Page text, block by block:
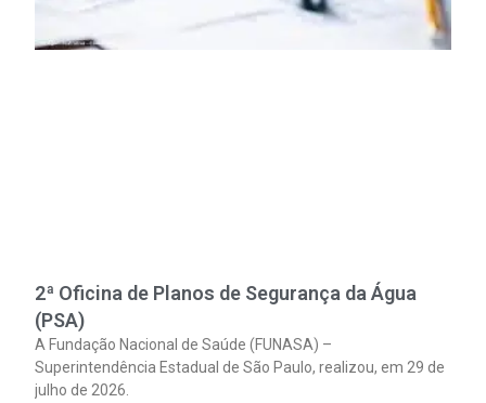
2ª Oficina de Planos de Segurança da Água
(PSA)
A Fundação Nacional de Saúde (FUNASA) –
Superintendência Estadual de São Paulo, realizou, em 29 de
julho de 2026.